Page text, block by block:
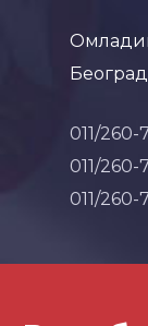
Београд
011/260-
011/260-
011/260-